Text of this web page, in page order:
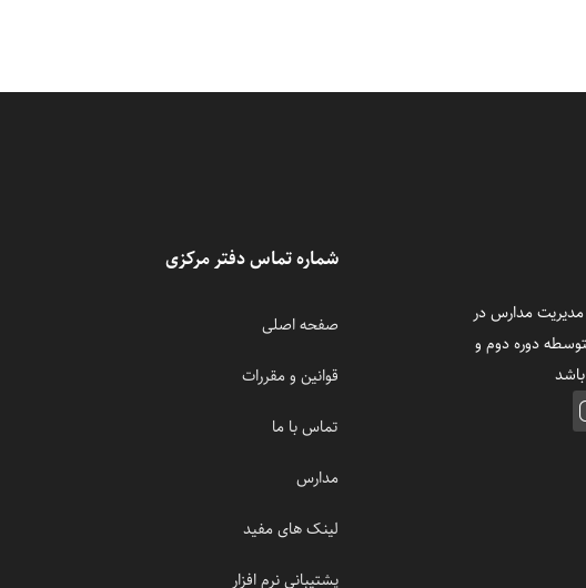
مدارس در
دوره دوم و
شماره تماس دفتر مرکزی
صفحه اصلی
قوانین و مقررات
تماس با ما
مدارس
لینک های مفید
پشتیبانی نرم افزار